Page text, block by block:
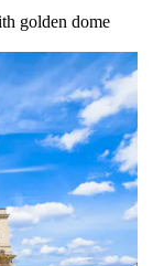
golden dome